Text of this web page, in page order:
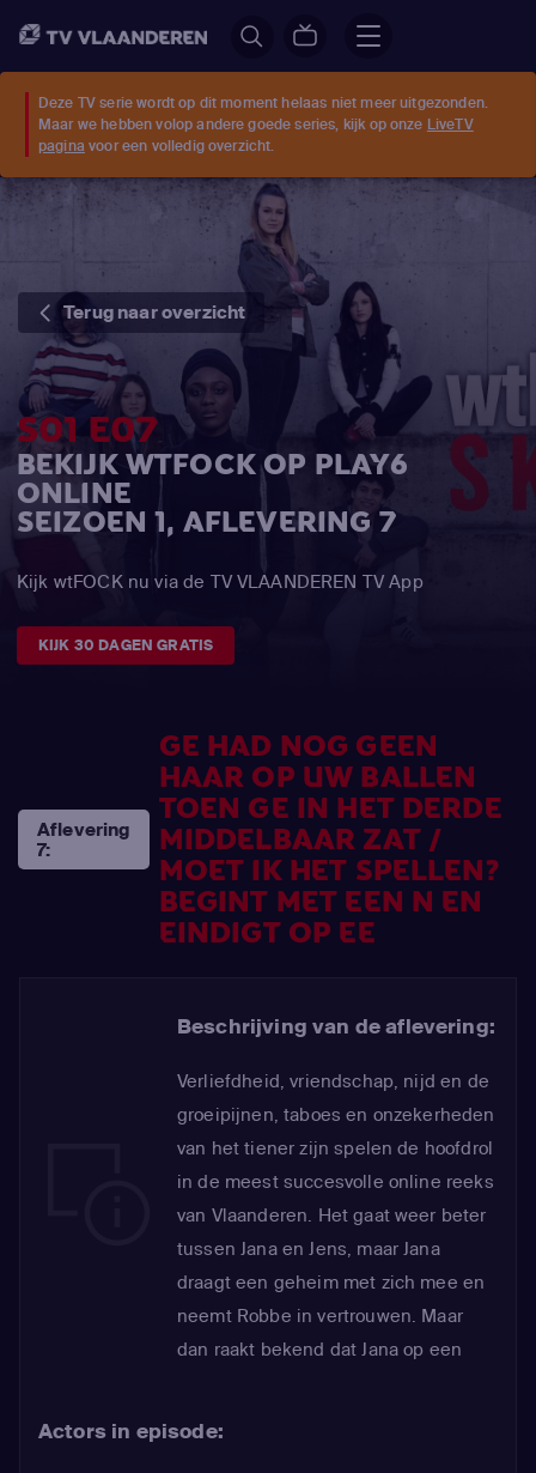
Deze TV serie wordt op dit moment helaas niet meer uitgezonden.
Maar we hebben volop andere goede series, kijk op onze LiveTV
pagina voor een volledig overzicht.
Terug naar overzicht
S01 E07
BEKIJK WTFOCK OP PLAY6
ONLINE
SEIZOEN 1, AFLEVERING 7
Kijk wtFOCK nu via de TV VLAANDEREN TV App
KIJK 30 DAGEN GRATIS
Aflevering
7:
GE HAD NOG GEEN
HAAR OP UW BALLEN
TOEN GE IN HET DERDE
MIDDELBAAR ZAT /
MOET IK HET SPELLEN?
BEGINT MET EEN N EN
EINDIGT OP EE
Beschrijving van de aflevering:
Verliefdheid, vriendschap, nijd en de
groeipijnen, taboes en onzekerheden
van het tiener zijn spelen de hoofdrol
in de meest succesvolle online reeks
van Vlaanderen. Het gaat weer beter
tussen Jana en Jens, maar Jana
draagt een geheim met zich mee en
neemt Robbe in vertrouwen. Maar
dan raakt bekend dat Jana op een
Actors in episode: